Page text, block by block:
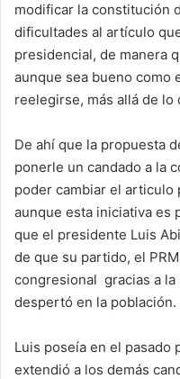
modificar la constitución
dificultades al artículo
presidencial, de manera
aunque sea bueno como
reelegirse, más allá de lo
De ahí que la propuesta
ponerle un candado a la
poder cambiar el
aunque esta iniciativa es
que el presidente Luis
de que su partido, el
congresional gracias a la
despertó en la población.
Luis poseía en el pasado
extendió a los demás